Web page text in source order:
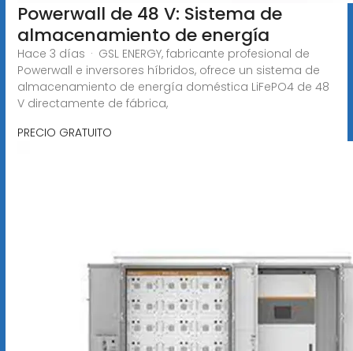
Powerwall de 48 V: Sistema de
almacenamiento de energía
Hace 3 días · GSL ENERGY, fabricante profesional de
Powerwall e inversores híbridos, ofrece un sistema de
almacenamiento de energía doméstica LiFePO4 de 48
V directamente de fábrica,
PRECIO GRATUITO